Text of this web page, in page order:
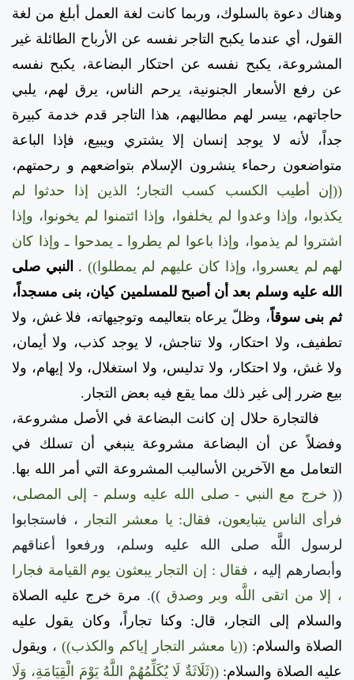
وهناك دعوة بالسلوك، وربما كانت لغة العمل أبلغ من لغة
القول، أي عندما يكبح التاجر نفسه عن الأرباح الطائلة غير
المشروعة، يكبح نفسه عن احتكار البضاعة، يكبح نفسه
عن رفع الأسعار الجنونية، يرحم الناس، يرق لهم، يلبي
حاجاتهم، ييسر لهم مطالبهم، هذا التاجر قدم خدمة كبيرة
جداً، لأنه لا يوجد إنسان إلا يشتري ويبيع، فإذا الباعة
متواضعون رحماء ينشرون الإسلام بتواضعهم و رحمتهم،
((إن أطيب الكسب كسب التجار؛ الذين إذا حدثوا لم
يكذبوا، وإذا وعدوا لم يخلفوا، وإذا ائتمنوا لم يخونوا، وإذا
اشتروا لم يذموا، وإذا باعوا لم يطروا ـ يمدحوا ـ وإذا كان
لهم لم يعسروا، وإذا كان عليهم لم يمطلوا)) . النبي صلى
الله عليه وسلم بعد أن أصبح للمسلمين كيان، بنى مسجداً،
ثم بنى سوقاً، وظلّ يرعاه بتعاليمه وتوجيهاته، فلا غش، ولا
تطفيف، ولا احتكار، ولا تناجش، لا يوجد كذب، ولا أيمان،
ولا غش، ولا احتكار، ولا تدليس، ولا استغلال، ولا إيهام، ولا
بيع ضرر إلى غير ذلك مما يقع فيه بعض التجار.
فالتجارة حلال إن كانت البضاعة في الأصل مشروعة،
وفضلاً عن أن البضاعة مشروعة ينبغي أن تسلك في
التعامل مع الآخرين الأساليب المشروعة التي أمر الله بها.
(( خرج مع النبي - صلى الله عليه وسلم - إلى المصلى،
فرأى الناس يتبايعون، فقال: يا معشر التجار
، فاستجابوا
لرسول اللَّه صلى الله عليه وسلم، ورفعوا أعناقهم
وأبصارهم إليه ، فقال : إن التجار يبعثون يوم القيامة فجارا
، إلا من اتقى اللَّه وبر وصدق )). مرة خرج عليه الصلاة
والسلام إلى التجار، قال: وكنا تجاراً، وكان يقول عليه
الصلاة والسلام: ((يا معشر التجار إياكم والكذب)) ، ويقول
عليه الصلاة والسلام:((ثَلَاثَةٌ لَا يُكَلِّمُهُمْ اللَّهُ يَوْمَ الْقِيَامَةِ، وَلَا